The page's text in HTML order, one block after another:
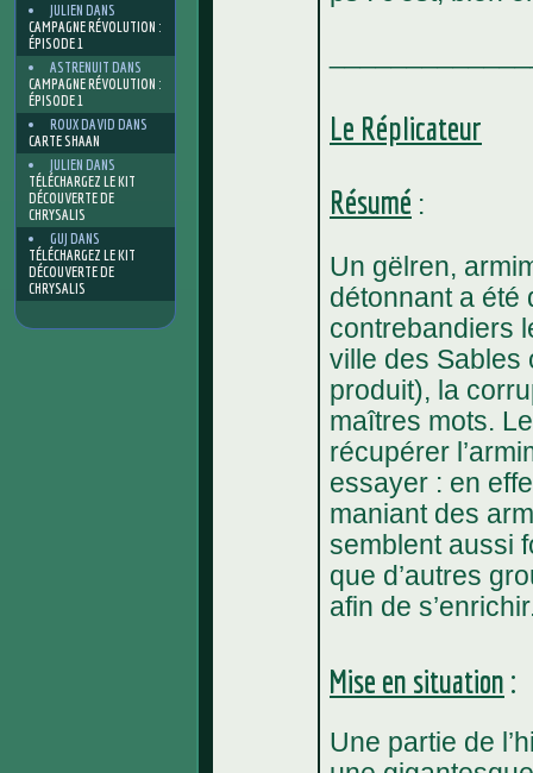
JULIEN DANS
CAMPAGNE RÉVOLUTION :
ÉPISODE 1
ASTRENUIT DANS
CAMPAGNE RÉVOLUTION :
ÉPISODE 1
ROUX DAVID DANS
CARTE SHAAN
JULIEN DANS
TÉLÉCHARGEZ LE KIT
DÉCOUVERTE DE
CHRYSALIS
GUJ DANS
TÉLÉCHARGEZ LE KIT
DÉCOUVERTE DE
CHRYSALIS
Le Réplicateur
Résumé :
Un gëlren,
détonnant a été
contrebandiers
ville des Sables
produit), la
maîtres mots.
récupérer
essayer : en
maniant des
semblent aussi
que d’autres
afin de
Mise en situation :
Une partie de